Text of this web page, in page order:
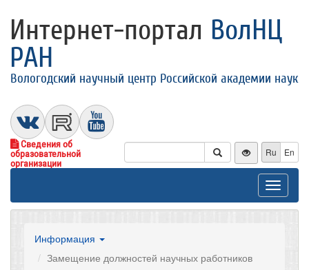
Интернет-портал ВолНЦ
РАН
Вологодский научный центр Российской академии наук
Сведения об
образовательной
организации
Ru En
Toggle
Информация
Замещение должностей научных работников